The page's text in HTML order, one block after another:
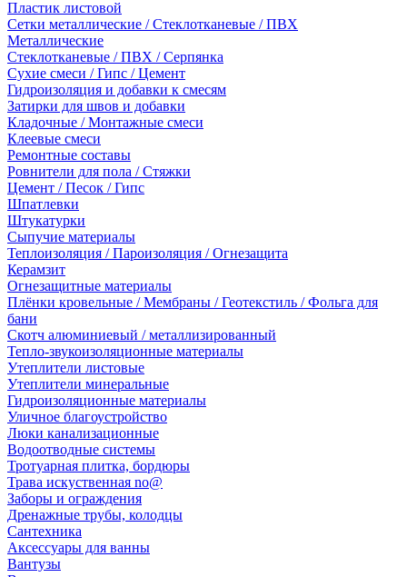
Пластик листовой
Сетки металлические / Стеклотканевые / ПВХ
Металлические
Стеклотканевые / ПВХ / Серпянка
Сухие смеси / Гипс / Цемент
Гидроизоляция и добавки к смесям
Затирки для швов и добавки
Кладочные / Монтажные смеси
Клеевые смеси
Ремонтные составы
Ровнители для пола / Стяжки
Цемент / Песок / Гипс
Шпатлевки
Штукатурки
Сыпучие материалы
Теплоизоляция / Пароизоляция / Огнезащита
Керамзит
Огнезащитные материалы
Плёнки кровельные / Мембраны / Геотекстиль / Фольга для
бани
Скотч алюминиевый / металлизированный
Тепло-звукоизоляционные материалы
Утеплители листовые
Утеплители минеральные
Гидроизоляционные материалы
Уличное благоустройство
Люки канализационные
Водоотводные системы
Тротуарная плитка, бордюры
Трава искуственная no@
Заборы и ограждения
Дренажные трубы, колодцы
Сантехника
Аксессуары для ванны
Вантузы